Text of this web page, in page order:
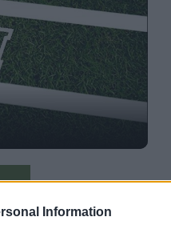
Information